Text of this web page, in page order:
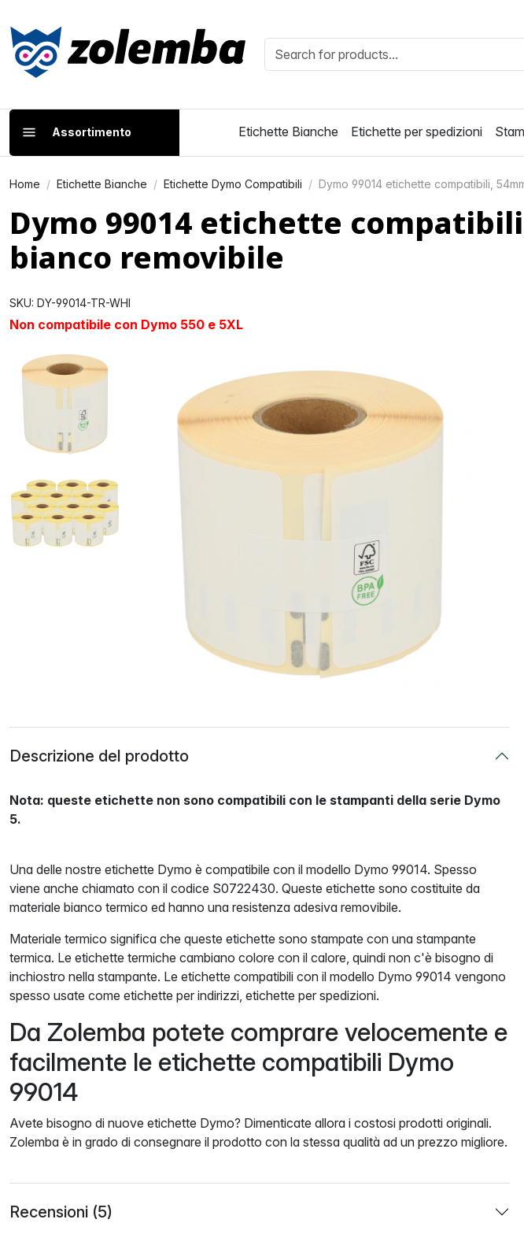
Assortimento Etichette Bianche Etichette per spedizioni
Home Etichette Bianche Etichette Dymo Compatibili Dymo 99014 etichette compatibili,
Dymo 99014 etichette
bianco removibile
SKU: DY-99014-TR-WHI
Non compatibile con Dymo 550 e 5XL
Descrizione del prodotto
Nota: queste etichette non sono compatibili con le stampanti della serie Dymo
5.
Una delle nostre etichette Dymo è compatibile con il modello Dymo 99014. Spesso
viene anche chiamato con il codice S0722430. Queste etichette sono costituite da
materiale bianco termico ed hanno una resistenza adesiva removibile.
Materiale termico significa che queste etichette sono stampate con una stampante
termica. Le etichette termiche cambiano colore con il calore, quindi non c'è bisogno di
inchiostro nella stampante. Le etichette compatibili con il modello Dymo 99014 vengono
spesso usate come etichette per indirizzi, etichette per spedizioni.
Da Zolemba potete comprare velocemente e
facilmente le etichette compatibili Dymo
99014
Avete bisogno di nuove etichette Dymo? Dimenticate allora i costosi prodotti originali.
Zolemba è in grado di consegnare il prodotto con la stessa qualità ad un prezzo migliore.
Recensioni (5)